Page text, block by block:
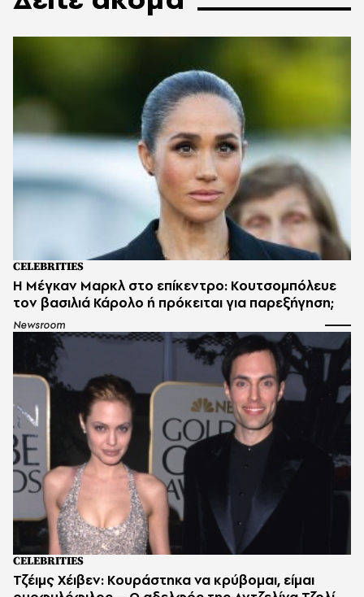
CELEBRITIES
Η Μέγκαν Μαρκλ στο επίκεντρο: Κουτσομπόλευε
τον βασιλιά Κάρολο ή πρόκειται για παρεξήγηση;
Newsroom
CELEBRITIES
Τζέιμς Χέιβεν: Κουράστηκα να κρύβομαι, είμαι